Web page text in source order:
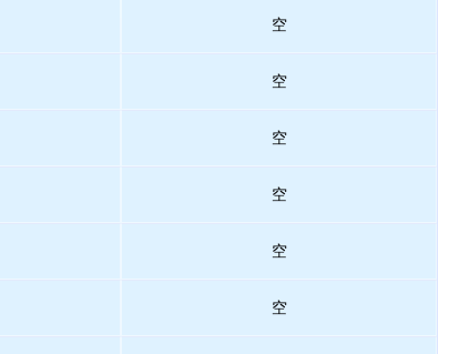
空
空
空
空
空
空